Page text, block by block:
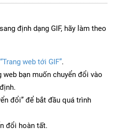
định dạng GIF, hãy làm theo
“Trang web tới GIF”.
web bạn muốn chuyển đổi vào
đổi” để bắt đầu quá trình
đổi hoàn tất.